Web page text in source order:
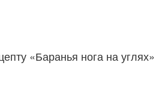
«Баранья нога на углях»